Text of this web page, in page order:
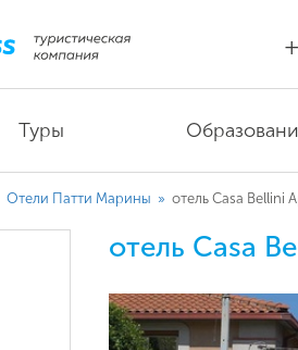
Туры
Отели Патти Марины » отель Casa Bellini
отель Casa